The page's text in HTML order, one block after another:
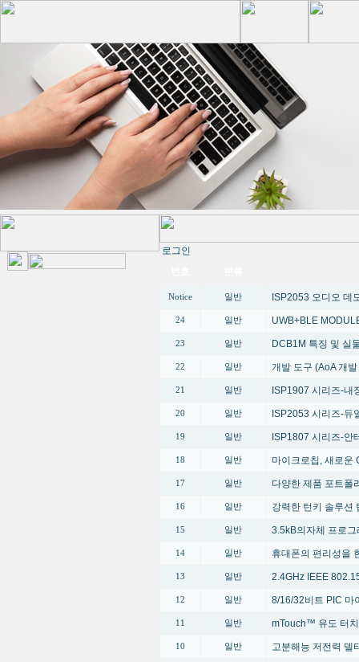
로그인
Notice 일반 ISP2053 오디오 데
24 일반 UWB+BLE
23 일반 DCB1M 특징 및 실
22 일반 개발 도구 (AoA 개
21 일반 ISP1907 시리즈-내
20 일반 ISP2053 시리즈-듀
19 일반 ISP1807 시리즈-안
18 일반 마이크로칩, 새로운
17 일반 다양한 제품 포트폴
16 일반 강력한 턴키 솔루션
15 일반 3.5kB의자체 프로
14 일반 휴대폰의 편리성을
13 일반 2.4GHz IEEE
12 일반 8/16/32비트 PIC 마
11 일반 mTouch™ 유도 터
10 일반 고분해능 저전력 델